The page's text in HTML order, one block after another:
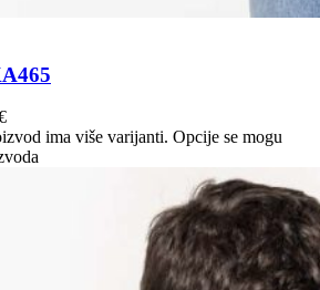
ima više varijanti. Opcije se mogu